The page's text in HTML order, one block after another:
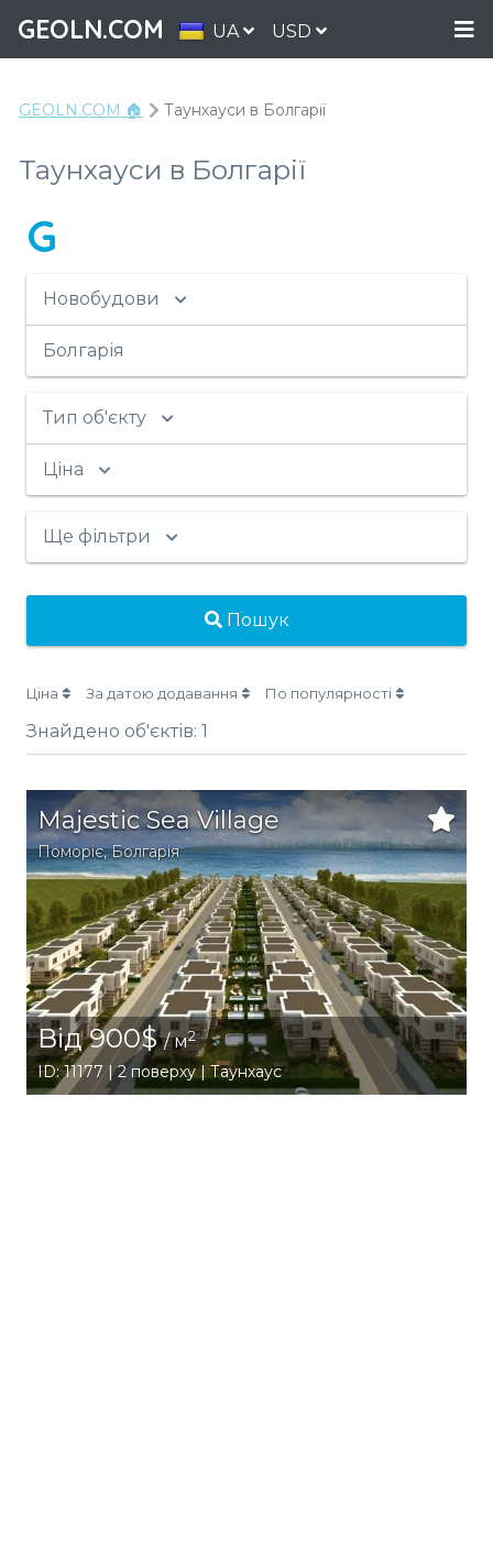
GEOLN.COM UA USD
GEOLN.COM 🏠 Таунхауси в Болгарії
Таунхауси в Болгарії
G
Новобудови
Болгарія
Тип об'єкту
Ціна
Ще фільтри
Пошук
Ціна За датою додавання По популярності
Знайдено об'єктів: 1
Majestic Sea Village
Поморіє,Болгарія
Від 900$/ м2
ID: 11177 | 2 поверху | Таунхаус